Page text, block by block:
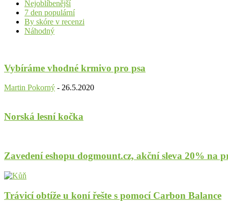
Nejoblíbenější
7 den populární
By skóre v recenzi
Náhodný
Vybíráme vhodné krmivo pro psa
Martin Pokorný - 26.5.2020
Norská lesní kočka
Zavedení eshopu dogmount.cz, akční sleva 20% na
Trávicí obtíže u koní řešte s pomocí Carbon Balance